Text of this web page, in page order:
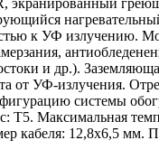
экранированный
к УФ излучению.
и др.).
от УФ-излучения.
системы
Т5. Максимальная
кабеля: 12,8х6,5 мм.